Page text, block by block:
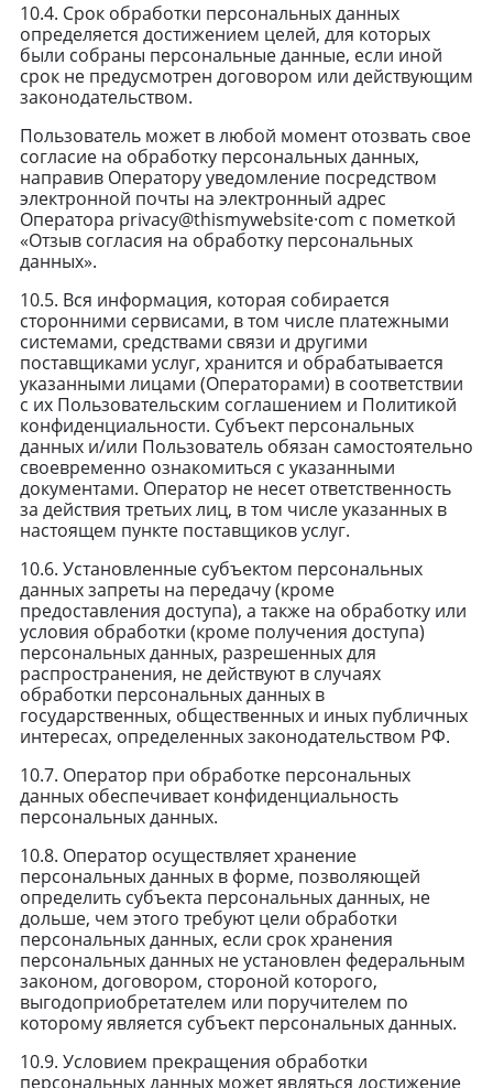
10.4. Срок обработки персональных данных
определяется достижением целей, для которых
были собраны персональные данные, если иной
срок не предусмотрен договором или действующим
законодательством.
Пользователь может в любой момент отозвать свое
согласие на обработку персональных данных,
направив Оператору уведомление посредством
электронной почты на электронный адрес
Оператора privacy@thismywebsite·com с пометкой
«Отзыв согласия на обработку персональных
данных».
10.5. Вся информация, которая собирается
сторонними сервисами, в том числе платежными
системами, средствами связи и другими
поставщиками услуг, хранится и обрабатывается
указанными лицами (Операторами) в соответствии
с их Пользовательским соглашением и Политикой
конфиденциальности. Субъект персональных
данных и/или Пользователь обязан самостоятельно
своевременно ознакомиться с указанными
документами. Оператор не несет ответственность
за действия третьих лиц, в том числе указанных в
настоящем пункте поставщиков услуг.
10.6. Установленные субъектом персональных
данных запреты на передачу (кроме
предоставления доступа), а также на обработку или
условия обработки (кроме получения доступа)
персональных данных, разрешенных для
распространения, не действуют в случаях
обработки персональных данных в
государственных, общественных и иных публичных
интересах, определенных законодательством РФ.
10.7. Оператор при обработке персональных
данных обеспечивает конфиденциальность
персональных данных.
10.8. Оператор осуществляет хранение
персональных данных в форме, позволяющей
определить субъекта персональных данных, не
дольше, чем этого требуют цели обработки
персональных данных, если срок хранения
персональных данных не установлен федеральным
законом, договором, стороной которого,
выгодоприобретателем или поручителем по
которому является субъект персональных данных.
10.9. Условием прекращения обработки
персональных данных может являться достижение